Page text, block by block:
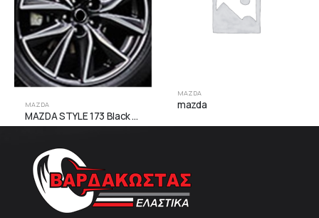
MAZDA
MAZDA STYLE 173 Black Face Machined
MAZDA
mazda